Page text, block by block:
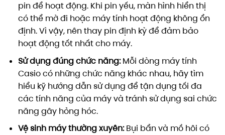
pin để hoạt động. Khi pin yếu, màn hình hiển thị
có thể mờ đi hoặc máy tính hoạt động không ổn
định. Vì vậy, nên thay pin định kỳ để đảm bảo
hoạt động tốt nhất cho máy.
Sử dụng đúng chức năng:Mỗi dòng máy tính
Casio có những chức năng khác nhau, hãy tìm
hiểu kỹ hướng dẫn sử dụng để tận dụng tối đa
các tính năng của máy và tránh sử dụng sai chức
năng gây hỏng hóc.
Vệ sinh máy thường xuyên:Bụi bẩn và mồ hôi có